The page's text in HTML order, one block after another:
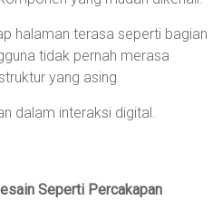
halaman terasa seperti bagian
tidak pernah merasa
yang asing.
dalam interaksi digital.
Seperti Percakapan